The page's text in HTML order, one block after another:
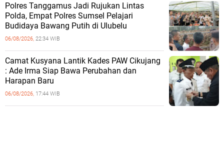
Polres Tanggamus Jadi Rujukan Lintas
Polda, Empat Polres Sumsel Pelajari
Budidaya Bawang Putih di Ulubelu
06/08/2026, 22:34 WIB
Camat Kusyana Lantik Kades PAW Cikujang
: Ade Irma Siap Bawa Perubahan dan
Harapan Baru
06/08/2026, 17:44 WIB